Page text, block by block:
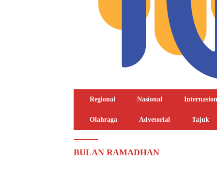
Regional Nasional
Olahraga Advetorial Tajuk
BULAN RAMADHAN